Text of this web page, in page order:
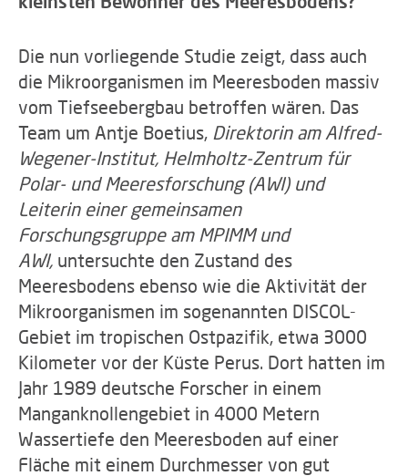
Die nun vorliegende Studie zeigt, dass auch
die Mikroorganismen im Meeresboden massiv
vom Tiefseebergbau betroffen wären. Das
Team um Antje Boetius, Direktorin am Alfred-
Wegener-Institut, Helmholtz-Zentrum für
Polar- und Meeresforschung (AWI) und
Leiterin einer gemeinsamen
Forschungsgruppe am MPIMM und
AWI, untersuchte den Zustand des
Meeresbodens ebenso wie die Aktivität der
Mikroorganismen im sogenannten DISCOL-
Gebiet im tropischen Ostpazifik, etwa 3000
Kilometer vor der Küste Perus. Dort hatten im
Jahr 1989 deutsche Forscher in einem
Manganknollengebiet in 4000 Metern
Wassertiefe den Meeresboden auf einer
Fläche mit einem Durchmesser von gut